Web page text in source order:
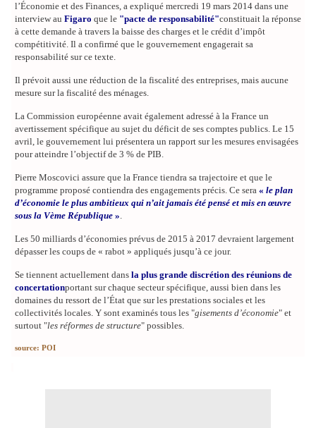
l’Économie et des Finances, a expliqué mercredi 19 mars 2014 dans une
interview au Figaro que le "pacte de responsabilité"constituait la réponse
à cette demande à travers la baisse des charges et le crédit d’impôt
compétitivité. Il a confirmé que le gouvernement engagerait sa
responsabilité sur ce texte.
Il prévoit aussi une réduction de la fiscalité des entreprises, mais aucune
mesure sur la fiscalité des ménages.
La Commission européenne avait également adressé à la France un
avertissement spécifique au sujet du déficit de ses comptes publics. Le 15
avril, le gouvernement lui présentera un rapport sur les mesures envisagées
pour atteindre l’objectif de 3 % de PIB.
Pierre Moscovici assure que la France tiendra sa trajectoire et que le
programme proposé contiendra des engagements précis. Ce sera « le plan
d’économie le plus ambitieux qui n’ait jamais été pensé et mis en œuvre
sous la Vème République ».
Les 50 milliards d’économies prévus de 2015 à 2017 devraient largement
dépasser les coups de « rabot » appliqués jusqu’à ce jour.
Se tiennent actuellement dans la plus grande discrétion des réunions de
concertationportant sur chaque secteur spécifique, aussi bien dans les
domaines du ressort de l’État que sur les prestations sociales et les
collectivités locales. Y sont examinés tous les "gisements d’économie" et
surtout "les réformes de structure" possibles.
source: POI